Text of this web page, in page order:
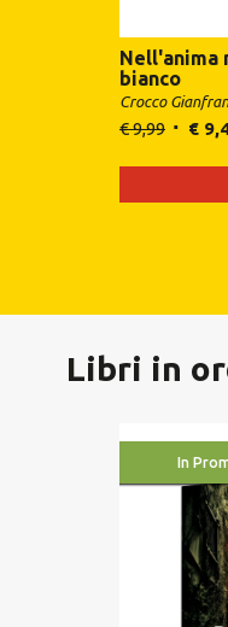
Nell'anima
bianco
Crocco
€9,99 €
Libri in
In